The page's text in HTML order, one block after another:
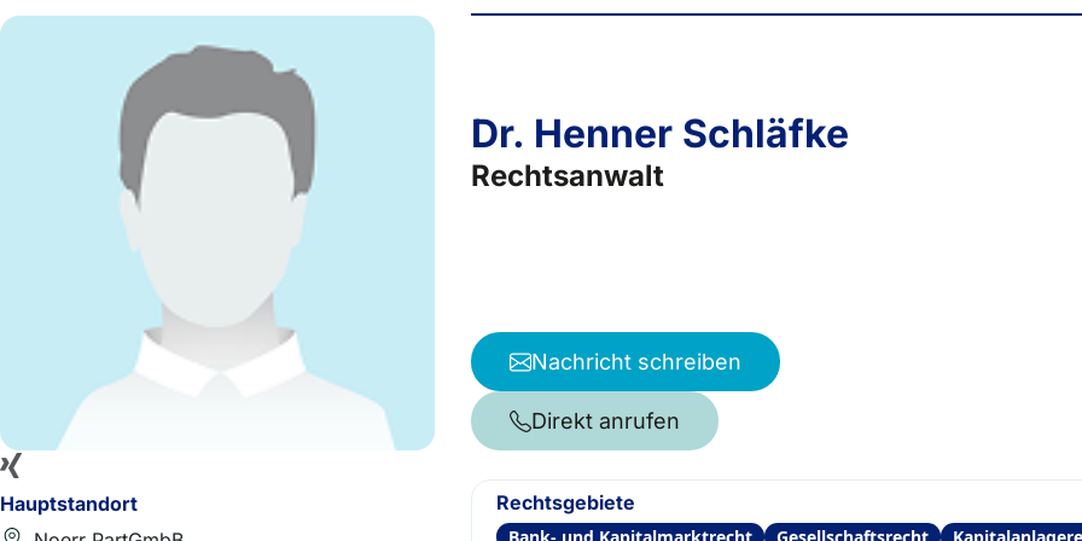
Hauptstandort
Dr. Henner Schläfke
Rechtsanwalt
Nachricht schreiben
Direkt anrufen
Rechtsgebiete